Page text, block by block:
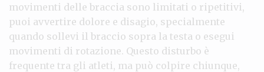
movimenti delle braccia sono limitati o ripetitivi,
puoi avvertire dolore e disagio, specialmente
quando sollevi il braccio sopra la testa o esegui
movimenti di rotazione. Questo disturbo è
frequente tra gli atleti, ma può colpire chiunque,